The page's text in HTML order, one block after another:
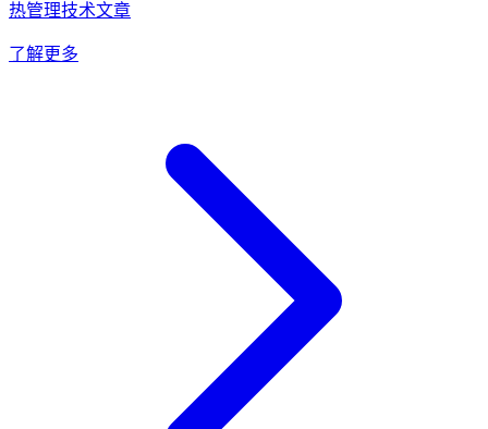
热管理技术文章
了解更多